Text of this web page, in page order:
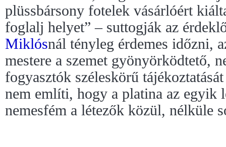
plüssbársony fotelek vásárlóért
foglalj helyet” – suttogják az
Miklósnál tényleg érdemes időzni,
mestere a szemet gyönyörködtető,
fogyasztók széleskörű
nem említi, hogy a platina az egyik
nemesfém a létezők közül, nélküle